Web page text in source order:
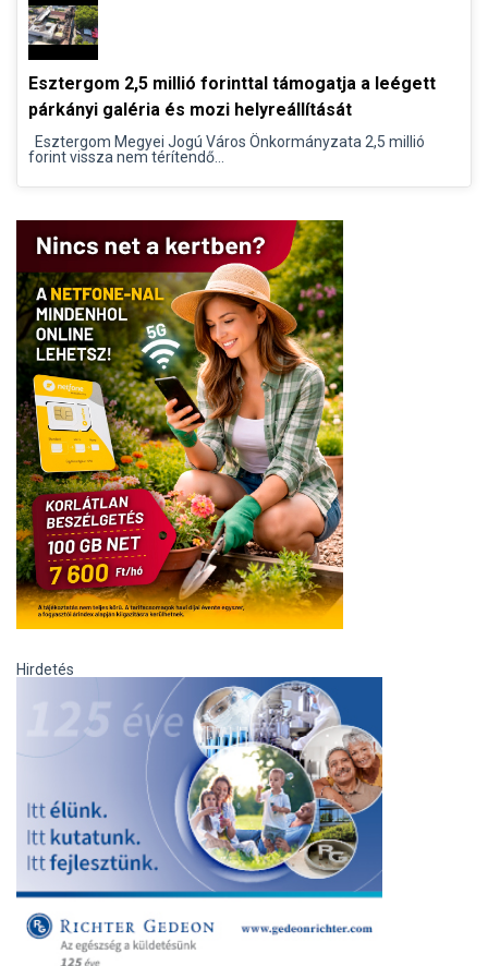
Esztergom 2,5 millió forinttal támogatja a leégett
párkányi galéria és mozi helyreállítását
Esztergom Megyei Jogú Város Önkormányzata 2,5 millió
forint vissza nem térítendő...
Hirdetés